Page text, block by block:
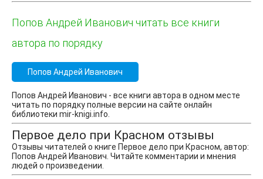
Попов Андрей Иванович читать все книги
автора по порядку
Попов Андрей Иванович
Попов Андрей Иванович - все книги автора в одном месте
читать по порядку полные версии на сайте онлайн
библиотеки mir-knigi.info.
Первое дело при Красном отзывы
Отзывы читателей о книге Первое дело при Красном, автор:
Попов Андрей Иванович. Читайте комментарии и мнения
людей о произведении.